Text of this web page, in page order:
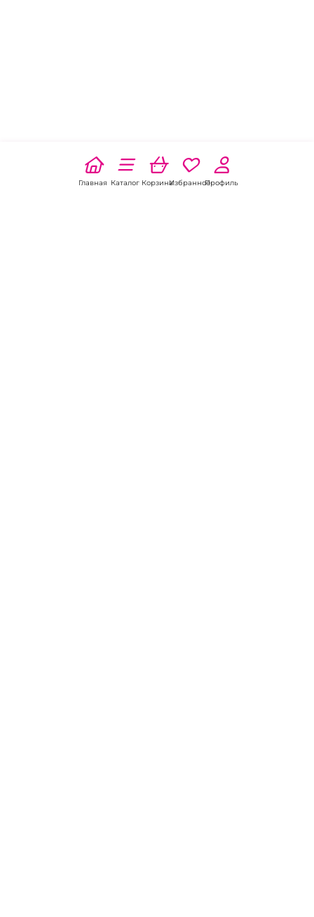
Главная Каталог КорзинаИзбранноеПрофиль